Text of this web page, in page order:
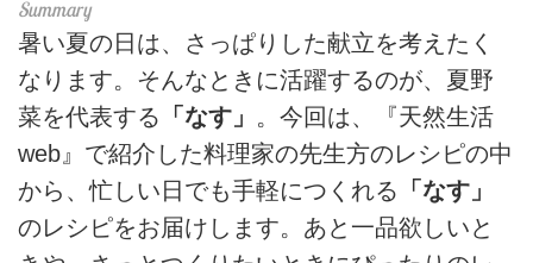
暑い夏の日は、さっぱりした献立を考えたく
なります。そんなときに活躍するのが、夏野
菜を代表する 「なす」 。今回は、『天然生活
web』で紹介した料理家の先生方のレシピの中
から、忙しい日でも手軽につくれる 「なす」
のレシピをお届けします。あと一品欲しいと